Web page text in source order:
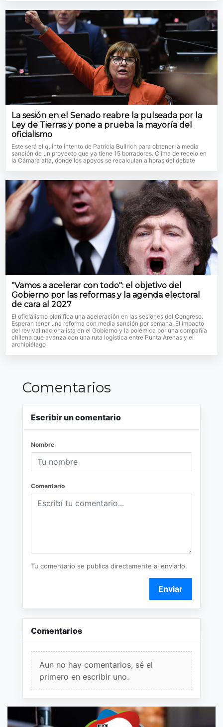
La sesión en el Senado reabre la pulseada por la
Ley de Tierras y pone a prueba la mayoría del
oficialismo
Este será el quinto intento de Patricia Bullrich para obtener la media
sanción de un proyecto que ya tiene 15 borradores. Clima de recelo en
la Cámara alta, donde los apoyos se recalculan a horas del debate
"Vamos a acelerar con todo": el objetivo del
Gobierno por las reformas y la agenda electoral
de cara al 2027
El oficialismo planifica una aceleración en las sesiones del Congreso.
Esperan tener una reforma con media sanción por semana. El impacto
del revival nacionalista en el Gobierno y la polémica por una compañía
chilena que avanza con una ruta logística entre Punta Arenas y el
archipiélago
Comentarios
Escribir un comentario
Nombre
Comentario
Tu comentario se publica directamente al enviarlo.
Enviar
Comentarios
Aun no hay comentarios, sé el
primero en escribir uno.